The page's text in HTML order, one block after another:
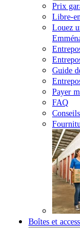
Prix
Libre-
Louez
Guide
Payer
FAQ
Boîtes et